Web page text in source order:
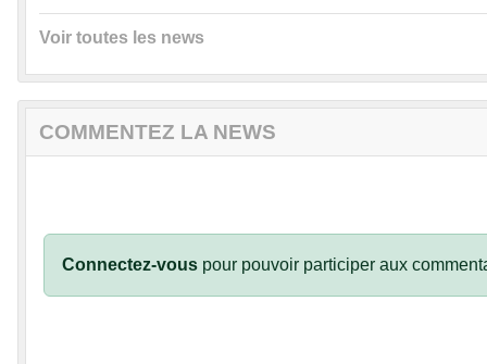
Voir toutes les news
COMMENTEZ LA NEWS
Connectez-vous pour pouvoir participer aux